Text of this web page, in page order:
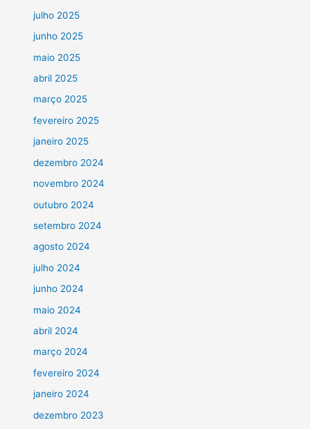
julho 2025
junho 2025
maio 2025
abril 2025
março 2025
fevereiro 2025
janeiro 2025
dezembro 2024
novembro 2024
outubro 2024
setembro 2024
agosto 2024
julho 2024
junho 2024
maio 2024
abril 2024
março 2024
fevereiro 2024
janeiro 2024
dezembro 2023